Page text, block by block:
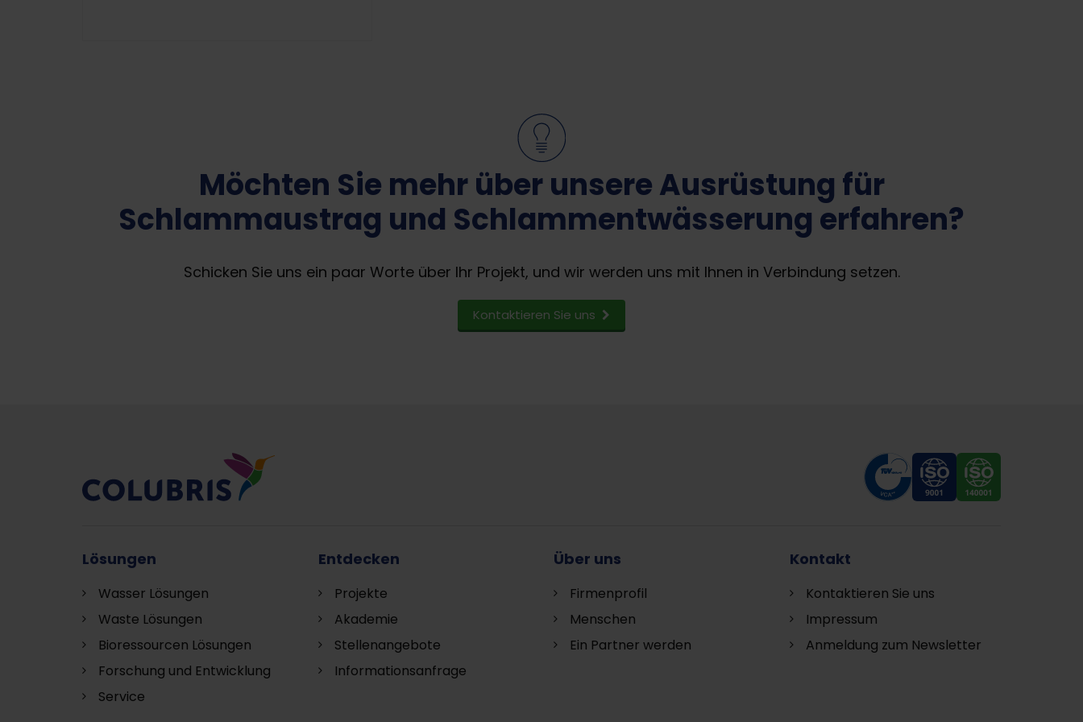
Möchten Sie mehr über unsere Ausrüstung für
Schlammaustrag und Schlammentwässerung erfahren?
Schicken Sie uns ein paar Worte über Ihr Projekt, und wir werden uns mit Ihnen in Verbindung setzen.
Kontaktieren Sie uns
Lösungen
Wasser Lösungen
Waste Lösungen
Bioressourcen Lösungen
Forschung und Entwicklung
Service
Entdecken
Projekte
Akademie
Stellenangebote
Informationsanfrage
Über uns
Firmenprofil
Menschen
Ein Partner werden
Kontakt
Kontaktieren Sie uns
Impressum
Anmeldung zum Newsletter